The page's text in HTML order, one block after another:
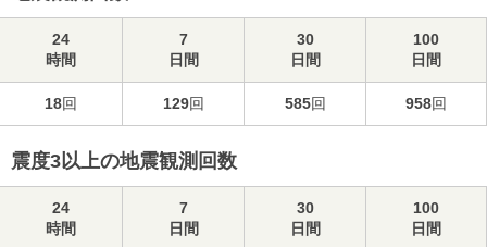
24
時間
7
日間
30
日間
100
日間
18回 129回 585回 958回
震度3以上の地震観測回数
24
時間
7
日間
30
日間
100
日間